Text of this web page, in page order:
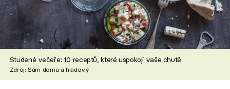
TV Program
Škola vaření
Recepty z TV
Speciál: Cuketa
Studené večeře: 10 receptů, které uspokojí vaše chutě
Zdroj: Sám doma a hladový